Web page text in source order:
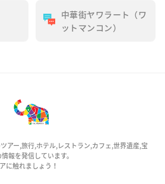
中華街ヤワラート（ワ
ットマンコン）
アー,旅行,ホテル,レストラン,カフェ,世界遺産,宝
報を発信しています。
に触れましょう！